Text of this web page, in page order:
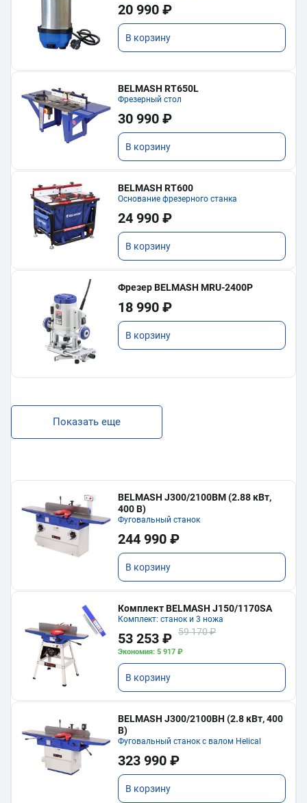
20 990 ₽
В корзину
BELMASH RT650L
Фрезерный стол
30 990 ₽
В корзину
BELMASH RT600
Основание фрезерного станка
24 990 ₽
В корзину
Фрезер BELMASH MRU-2400P
18 990 ₽
В корзину
Показать еще
BELMASH J300/2100ВМ (2.88 кВт,
400 В)
Фуговальный станок
244 990 ₽
В корзину
Комплект BELMASH J150/1170SA
Комплект: станок и 3 ножа
53 253 ₽ 59 170 ₽
Экономия: 5 917 ₽
В корзину
BELMASH J300/2100ВH (2.8 кВт, 400
В)
Фуговальный станок с валом Helical
323 990 ₽
В корзину